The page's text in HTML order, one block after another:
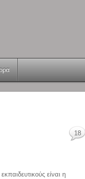
είναι η
18